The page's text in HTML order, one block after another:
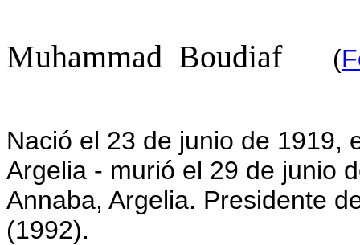
Muhammad Boudiaf (
Nació el 23 de junio de 1919,
Argelia - murió el 29 de junio
Annaba, Argelia. Presidente
(1992).